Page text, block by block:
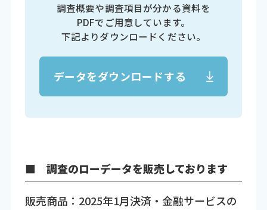
調査概要や調査項目が分かる資料を
PDFでご用意しています。
下記よりダウンロードください。
データをダウンロードする
■ 調査のローデータを販売しております
販売商品：2025年1月決済・金融サービスの